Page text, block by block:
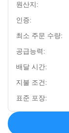
원산지:
인증:
최소 주문 수량:
공급능력:
배달 시간:
지불 조건:
표준 포장: